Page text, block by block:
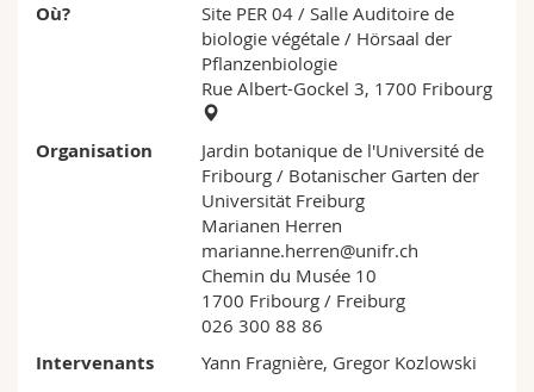
Où? Site PER 04 / Salle Auditoire de
biologie végétale / Hörsaal der
Pflanzenbiologie
Rue Albert-Gockel 3, 1700 Fribourg
Organisation
Jardin botanique de l'Université de
Fribourg / Botanischer Garten der
Universität Freiburg
Marianen Herren
marianne.herren@unifr.ch
Chemin du Musée 10
1700 Fribourg / Freiburg
026 300 88 86
Intervenants Yann Fragnière, Gregor Kozlowski